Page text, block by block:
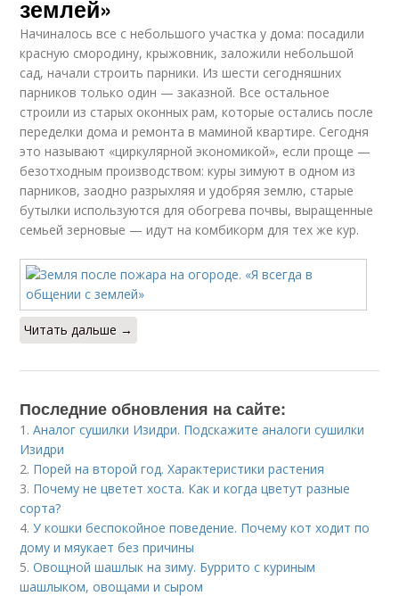
землей»
Начиналось все с небольшого участка у дома: посадили
красную смородину, крыжовник, заложили небольшой
сад, начали строить парники. Из шести сегодняшних
парников только один — заказной. Все остальное
строили из старых оконных рам, которые остались после
переделки дома и ремонта в маминой квартире. Сегодня
это называют «циркулярной экономикой», если проще —
безотходным производством: куры зимуют в одном из
парников, заодно разрыхляя и удобряя землю, старые
бутылки используются для обогрева почвы, выращенные
семьей зерновые — идут на комбикорм для тех же кур.
Читать дальше →
Последние обновления на сайте:
1.Аналог сушилки Изидри. Подскажите аналоги сушилки
Изидри
2. Порей на второй год. Характеристики растения
3. Почему не цветет хоста. Как и когда цветут разные
сорта?
4.У кошки беспокойное поведение. Почему кот ходит по
дому и мяукает без причины
5.Овощной шашлык на зиму. Буррито с куриным
шашлыком, овощами и сыром